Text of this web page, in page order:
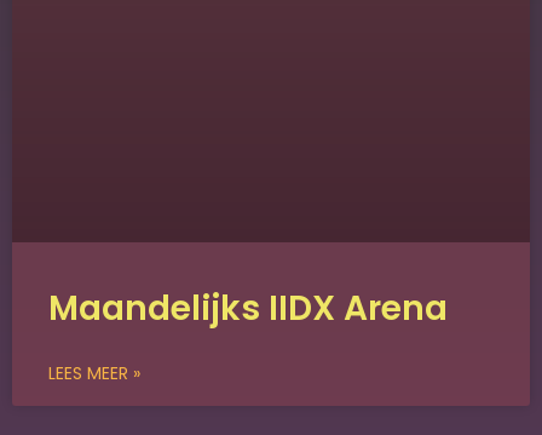
Maandelijks IIDX Arena
LEES MEER »